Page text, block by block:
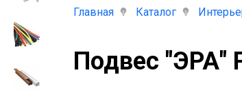
Главная Каталог
Подвес "ЭРА"